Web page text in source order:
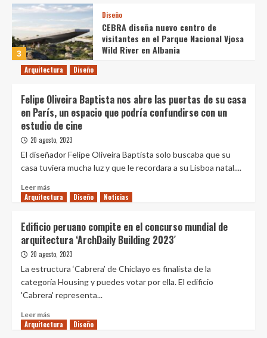
3
Diseño
CEBRA diseña nuevo centro de
visitantes en el Parque Nacional Vjosa
Wild River en Albania
desarrollo de materiales que
permitan el crecimiento y la
habitabilidad de especies no humanas
Diseño
¿Cómo lograr confort y bienestar en
el diseño de espacios comunes?
Cómo dimensionar una isla de cocina
óptima: 5 consejos esenciales
Fabricando muebles con plásticos
reciclados y residuos urbanos: Los
Arquitectura Diseño
Felipe Oliveira Baptista nos abre las puertas de su casa
en París, un espacio que podría confundirse con un
estudio de cine
20 agosto, 2023
El diseñador Felipe Oliveira Baptista solo buscaba que su
casa tuviera mucha luz y que le recordara a su Lisboa natal....
Leer más
más
Oliveira
Baptista
nos
abre
puertas
de
casa
en
Arquitectura Diseño Noticias
Edificio peruano compite en el concurso mundial de
arquitectura ‘ArchDaily Building 2023′
20 agosto, 2023
La estructura ‘Cabrera’ de Chiclayo es finalista de la
categoría Housing y puedes votar por ella. El edificio
'Cabrera' representa...
Leer más
más
Arquitectura Diseño